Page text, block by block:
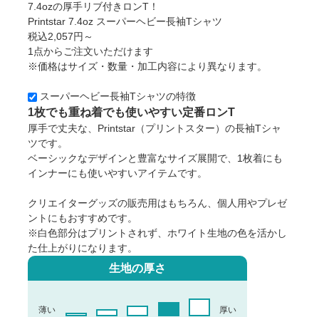
7.4ozの厚手リブ付きロンT！
Printstar 7.4oz スーパーヘビー長袖Tシャツ
税込2,057円～
1点からご注文いただけます
※価格はサイズ・数量・加工内容により異なります。
スーパーヘビー長袖Tシャツの特徴
1枚でも重ね着でも使いやすい定番ロンT
厚手で丈夫な、Printstar（プリントスター）の長袖Tシャ
ツです。
ベーシックなデザインと豊富なサイズ展開で、1枚着にも
インナーにも使いやすいアイテムです。
クリエイターグッズの販売用はもちろん、個人用やプレゼ
ントにもおすすめです。
※白色部分はプリントされず、ホワイト生地の色を活かし
た仕上がりになります。
生地の厚さ
薄い
厚い